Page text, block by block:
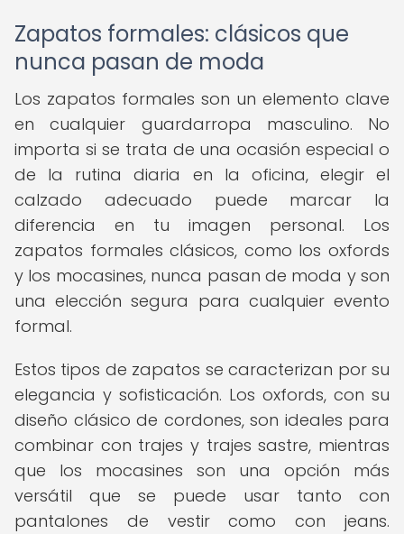
Zapatos formales: clásicos que
nunca pasan de moda
Los zapatos formales son un elemento clave
en cualquier guardarropa masculino. No
importa si se trata de una ocasión especial o
de la rutina diaria en la oficina, elegir el
calzado adecuado puede marcar la
diferencia en tu imagen personal. Los
zapatos formales clásicos, como los oxfords
y los mocasines, nunca pasan de moda y son
una elección segura para cualquier evento
formal.
Estos tipos de zapatos se caracterizan por su
elegancia y sofisticación. Los oxfords, con su
diseño clásico de cordones, son ideales para
combinar con trajes y trajes sastre, mientras
que los mocasines son una opción más
versátil que se puede usar tanto con
pantalones de vestir como con jeans.